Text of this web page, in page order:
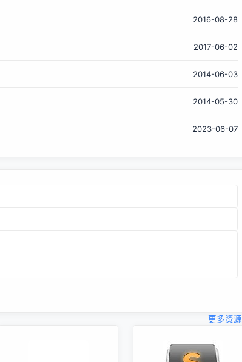
推荐模块中新增横屏阅读代码特性 修改从系统相册中分享图片
热） 获取开源中国 iOS 客户端 v3.8.4 源码请访问：
码，请注意： 仓库的master分支中，并不保留任何代码 最新
将代码放到分支(或标签)中有什么好坏，请大家自行补脑 大家
升级之后代码都会在第一时间开源，以供大家查阅、学习、批
2016-08-28
2017-06-02
2014-06-03
2014-05-30
2023-06-07
更多资源